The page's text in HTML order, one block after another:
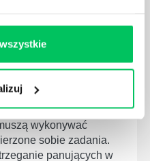
WEWNĘTRZNY
zatrudnione na
wykonywać
sobie zadania.
panujących w